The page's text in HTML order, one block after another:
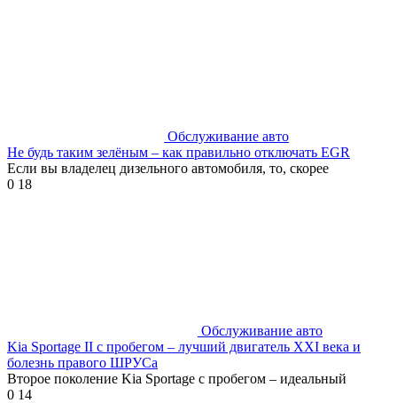
Обслуживание авто
Не будь таким зелёным – как правильно отключать EGR
Если вы владелец дизельного автомобиля, то, скорее
0 18
Обслуживание авто
Kia Sportage II с пробегом – лучший двигатель XXI века и
болезнь правого ШРУСа
Второе поколение Kia Sportage с пробегом – идеальный
0 14